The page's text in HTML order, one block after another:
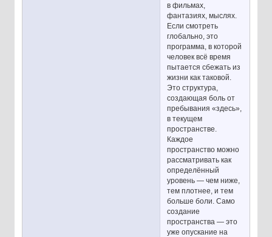
в фильмах,
фантазиях, мыслях.
Если смотреть
глобально, это
программа, в которой
человек всё время
пытается сбежать из
жизни как таковой.
Это структура,
создающая боль от
пребывания «здесь»,
в текущем
пространстве.
Каждое
пространство можно
рассматривать как
определённый
уровень — чем ниже,
тем плотнее, и тем
больше боли. Само
создание
пространства — это
уже опускание на